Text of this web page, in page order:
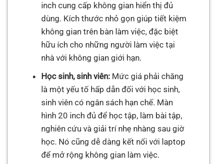
inch cung cấp không gian hiển thị đủ
dùng. Kích thước nhỏ gọn giúp tiết kiệm
không gian trên bàn làm việc, đặc biệt
hữu ích cho những người làm việc tại
nhà với không gian giới hạn.
Học sinh, sinh viên:Mức giá phải chăng
là một yếu tố hấp dẫn đối với học sinh,
sinh viên có ngân sách hạn chế. Màn
hình 20 inch đủ để học tập, làm bài tập,
nghiên cứu và giải trí nhẹ nhàng sau giờ
học. Nó cũng dễ dàng kết nối với laptop
để mở rộng không gian làm việc.